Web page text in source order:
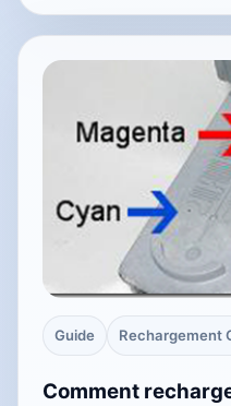
Guide Rechargement
Comment